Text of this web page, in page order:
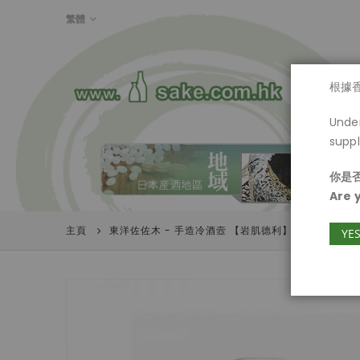
LANGUAGE
繁體
主頁 東洋佐佐木 - 手造冷酒壼 【岩肌德利】
根據
你是
Are